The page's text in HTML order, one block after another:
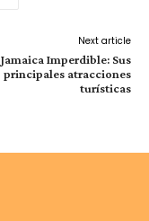
Next article
Jamaica Imperdible: Sus
principales atracciones
turísticas